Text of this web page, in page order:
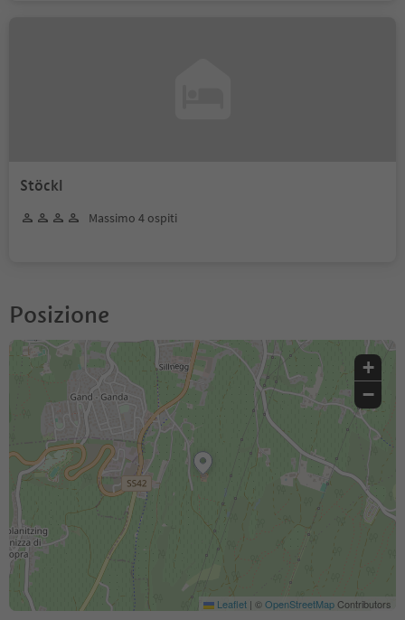
Stöckl
Massimo 4 ospiti
Posizione
+
−
Leaflet | ©OpenStreetMapContributors